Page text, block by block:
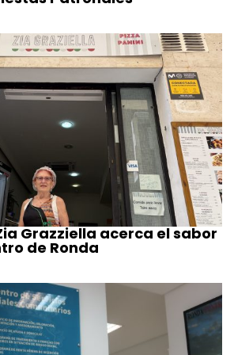
Grazziella acerca el sabor
de Ronda